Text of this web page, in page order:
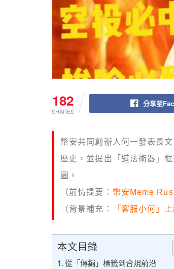
182
SHARES
分享至
幣安共同創辦人何一發表長
歷史，並提出「道法術器」
圖。
（前情提要： 幣安Meme
（背景補充：
「客服小何」
本文目錄
從「傳銷」標籤到合規前沿